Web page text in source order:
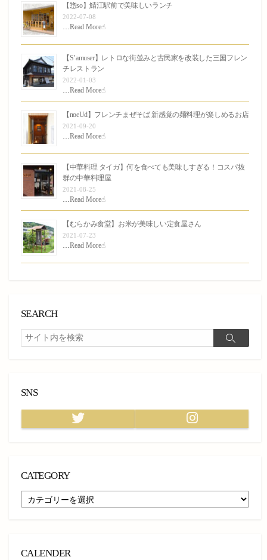
【惣so】鯖江駅前で美味しいランチ
2022-07-08
Read More☝︎
【S’amuser】レトロな街並みと古民家を改装した三国フレン
チレストラン
2022-01-03
Read More☝︎
【noeUd】フレンチまぜそば 新感覚の麺料理が楽しめるお店
2021-09-20
Read More☝︎
【中華料理 タイガ】何を食べても美味しすぎる！コスパ抜
群の中華料理屋
2021-08-25
Read More☝︎
【むらかみ食堂】お米が美味しい定食屋さん
2021-07-23
Read More☝︎
SEARCH
検
索
検
SNS
Twitter Instagram
CATEGORY
CATEGORY
CALENDER